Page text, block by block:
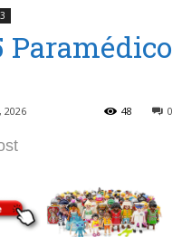
Paramédico
2026 0
48